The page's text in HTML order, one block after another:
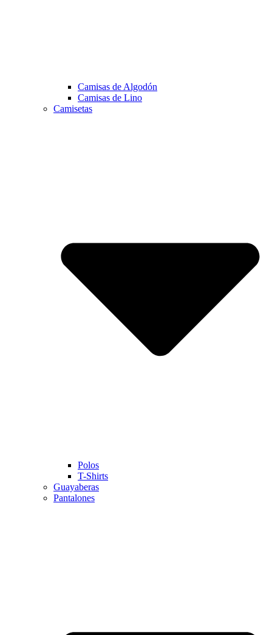
Camisas de Algodón
Camisas de Lino
Camisetas
Polos
T-Shirts
Guayaberas
Pantalones